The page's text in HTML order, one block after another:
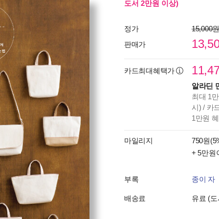
도서 2만원 이상)
정가
15,000원
판매가
카드최대혜택가
알라딘
최대 1
시) / 카
1만원
마일리지
750원
+ 5만원
부록 종이 자
배송료 유료 (